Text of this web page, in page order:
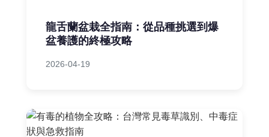
龍舌蘭盆栽全指南：從品種挑選到爆
盆養護的終極攻略
2026-04-19